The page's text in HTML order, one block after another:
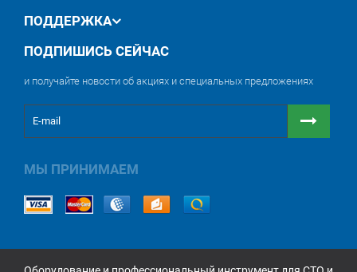
ПОДДЕРЖКА
ПОДПИШИСЬ СЕЙЧАС
и получайте новости об акциях и специальных предложениях
МЫ ПРИНИМАЕМ